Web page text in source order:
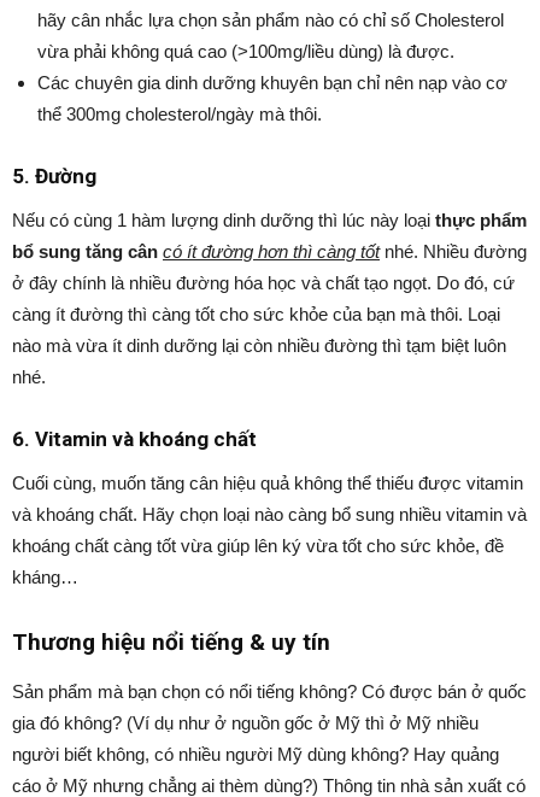
hãy cân nhắc lựa chọn sản phẩm nào có chỉ số Cholesterol
vừa phải không quá cao (>100mg/liều dùng) là được.
Các chuyên gia dinh dưỡng khuyên bạn chỉ nên nạp vào cơ
thể 300mg cholesterol/ngày mà thôi.
5. Đường
Nếu có cùng 1 hàm lượng dinh dưỡng thì lúc này loại thực phẩm
bổ sung tăng cân có ít đường hơn thì càng tốtnhé. Nhiều đường
ở đây chính là nhiều đường hóa học và chất tạo ngọt. Do đó, cứ
càng ít đường thì càng tốt cho sức khỏe của bạn mà thôi. Loại
nào mà vừa ít dinh dưỡng lại còn nhiều đường thì tạm biệt luôn
nhé.
6. Vitamin và khoáng chất
Cuối cùng, muốn tăng cân hiệu quả không thể thiếu được vitamin
và khoáng chất. Hãy chọn loại nào càng bổ sung nhiều vitamin và
khoáng chất càng tốt vừa giúp lên ký vừa tốt cho sức khỏe, đề
kháng…
Thương hiệu nổi tiếng & uy tín
Sản phẩm mà bạn chọn có nổi tiếng không? Có được bán ở quốc
gia đó không? (Ví dụ như ở nguồn gốc ở Mỹ thì ở Mỹ nhiều
người biết không, có nhiều người Mỹ dùng không? Hay quảng
cáo ở Mỹ nhưng chẳng ai thèm dùng?) Thông tin nhà sản xuất có